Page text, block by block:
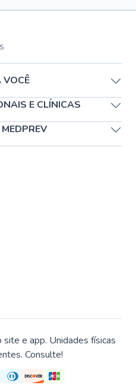
VOCÊ
E CLÍNICAS
site e app. Unidades físicas
Consulte!